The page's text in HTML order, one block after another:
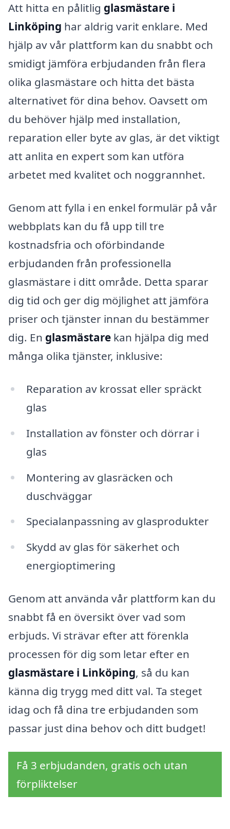
Att hitta en pålitlig glasmästare i
Linköping har aldrig varit enklare. Med
hjälp av vår plattform kan du snabbt och
smidigt jämföra erbjudanden från flera
olika glasmästare och hitta det bästa
alternativet för dina behov. Oavsett om
du behöver hjälp med installation,
reparation eller byte av glas, är det viktigt
att anlita en expert som kan utföra
arbetet med kvalitet och noggrannhet.
Genom att fylla i en enkel formulär på vår
webbplats kan du få upp till tre
kostnadsfria och oförbindande
erbjudanden från professionella
glasmästare i ditt område. Detta sparar
dig tid och ger dig möjlighet att jämföra
priser och tjänster innan du bestämmer
dig. En glasmästare kan hjälpa dig med
många olika tjänster, inklusive:
Reparation av krossat eller spräckt
glas
Installation av fönster och dörrar i
glas
Montering av glasräcken och
duschväggar
Specialanpassning av glasprodukter
Skydd av glas för säkerhet och
energioptimering
Genom att använda vår plattform kan du
snabbt få en översikt över vad som
erbjuds. Vi strävar efter att förenkla
processen för dig som letar efter en
glasmästare i Linköping, så du kan
känna dig trygg med ditt val. Ta steget
idag och få dina tre erbjudanden som
passar just dina behov och ditt budget!
Få 3 erbjudanden, gratis och utan
förpliktelser